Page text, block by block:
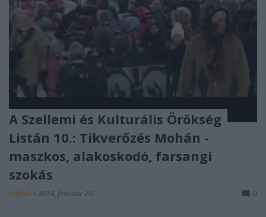
A Szellemi és Kulturális Örökség
Listán 10.: Tikverőzés Mohán -
maszkos, alakoskodó, farsangi
szokás
netfolk • 2014. február 20. 0